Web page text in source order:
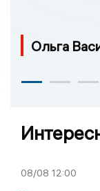
Ольга
08/08 12:00